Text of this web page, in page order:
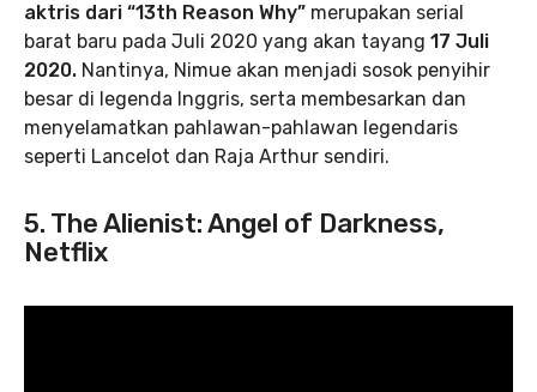
aktris dari “13th Reason Why” merupakan serial
barat baru pada Juli 2020 yang akan tayang 17 Juli
2020. Nantinya, Nimue akan menjadi sosok penyihir
besar di legenda Inggris, serta membesarkan dan
menyelamatkan pahlawan-pahlawan legendaris
seperti Lancelot dan Raja Arthur sendiri.
5. The Alienist: Angel of Darkness,
Netflix